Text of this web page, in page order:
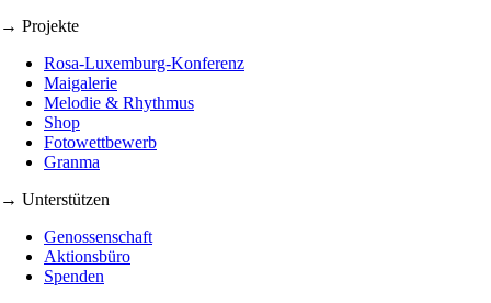
→ Projekte
Rosa-Luxemburg-Konferenz
Maigalerie
Melodie & Rhythmus
Shop
Fotowettbewerb
Granma
→ Unterstützen
Genossenschaft
Aktionsbüro
Spenden